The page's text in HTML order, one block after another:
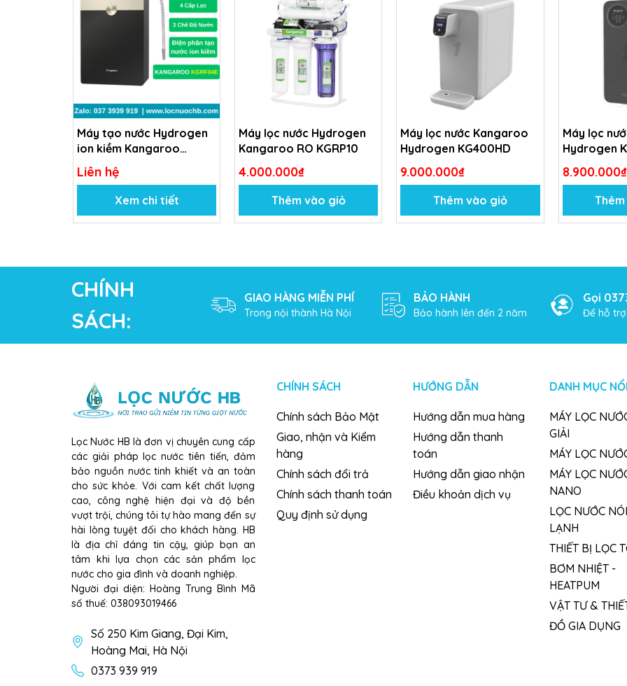
Bổ sung Hydrogen: Hỗ trợ trung hòa axit dư thừa trong cơ thể, giúp làm chậm quá trình lão hóa.
»Tiết kiệm nước: Công nghệ RO Vortex giúp giảm tỷ lệ nước thải, tiết kiệm chi phí sinh hoạt.
»Dễ sử dụng: Thiết kế tiện lợi, có vòi lấy nước nhanh, phù hợp cho gia đình và văn phòng.
Thông Số Kỹ Thuật
»Model: KG100H
» suất lọc: 18 - 20 lít/giờ
»Dung tích bình chứa: 7 lít
»Số lõi lọc: 11 lõi
»
Điện áp: 220V/50Hz
» Kích thước: 290 x 400 x 1000 mm
Kết Luận
Máy tạo nước Hydrogen
ion kiềm Kangaroo
Sumire KGRF04E
Liên hệ
Xem chi tiết
Máy lọc nước Hydrogen
Kangaroo RO KGRP10
4.000.000₫
Thêm vào giỏ
Máy lọc nước Kangaroo
Hydrogen KG400HD
9.000.000₫
Thêm vào giỏ
Máy lọc
Hydrogen
8.900.000₫
CHÍNH
SÁCH:
GIAO HÀNG MIỄN PHÍ
Trong nội thành Hà Nội
BẢO HÀNH
Bảo hành lên đến 2 năm
Gọi
Để hỗ
Lọc Nước HB là đơn vị chuyên cung cấp
các giải pháp lọc nước tiên tiến, đảm
bảo nguồn nước tinh khiết và an toàn
cho sức khỏe. Với cam kết chất lượng
cao, công nghệ hiện đại và độ bền
vượt trội, chúng tôi tự hào mang đến sự
hài lòng tuyệt đối cho khách hàng. HB
là địa chỉ đáng tin cậy, giúp bạn an
tâm khi lựa chọn các sản phẩm lọc
nước cho gia đình và doanh nghiệp.
Người đại diện: Hoàng Trung Bình Mã
số thuế: 038093019466
Số 250 Kim Giang, Đại Kim,
Hoàng Mai, Hà Nội
0373 939 919
CHÍNH SÁCH
Chính sách Bảo Mật
Giao, nhận và Kiểm
hàng
Chính sách đổi trả
Chính sách thanh toán
Quy định sử dụng
HƯỚNG DẪN
Hướng dẫn mua hàng
Hướng dẫn thanh
toán
Hướng dẫn giao nhận
Điều khoản dịch vụ
DANH MỤC
MÁY LỌC
GIẢI
MÁY LỌC
MÁY LỌC
NANO
LỌC NƯỚC
LẠNH
THIẾT BỊ LỌC
BƠM NHIỆT -
HEATPUM
VẬT TƯ &
ĐỒ GIA DỤNG